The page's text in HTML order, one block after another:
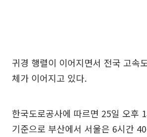
귀경 행렬이 이어지면서 전국 고속
체가 이어지고 있다.
한국도로공사에 따르면 25일 오후
기준으로 부산에서 서울은 6시간